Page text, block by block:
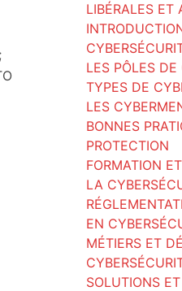
LIBÉRALES ET
LES PÔLES
TYPES DE
LES
BONNES
PROTECTION
FORMATION
LA
EN
MÉTIERS ET
SOLUTIONS